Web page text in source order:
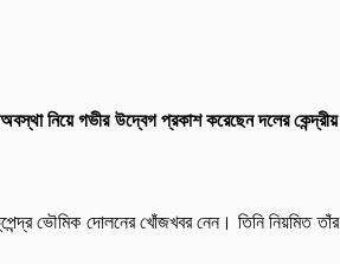
নিয়ে গভীর উদ্বেগ প্রকাশ করেছেন দলের
ভৌমিক দোলনের খোঁজখবর নেন। তিনি নিয়মিত তাঁর